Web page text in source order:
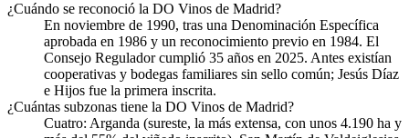
¿Cuándo se reconoció la DO Vinos de Madrid?
En noviembre de 1990, tras una Denominación Específica
aprobada en 1986 y un reconocimiento previo en 1984. El
Consejo Regulador cumplió 35 años en 2025. Antes existían
cooperativas y bodegas familiares sin sello común; Jesús Díaz
e Hijos fue la primera inscrita.
¿Cuántas subzonas tiene la DO Vinos de Madrid?
Cuatro: Arganda (sureste, la más extensa, con unos 4.190 ha y